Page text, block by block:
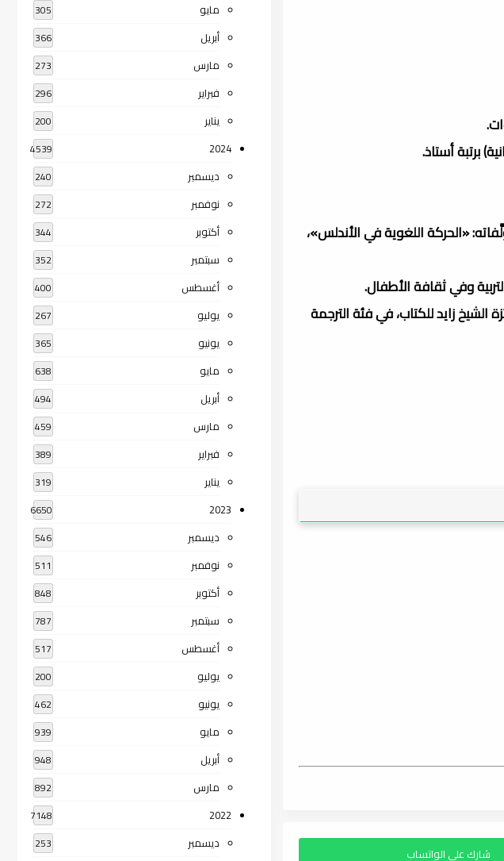
برتبة أستاذ.
«الحركة اللغوية في الأندلس»،
وفي ثقافة الأطفال.
الشيخ زايد للكتاب، في فئة الترجمة
مايو 305
أبريل 366
مارس 273
فبراير 296
يناير 200
2024
4539
ديسمبر 240
نوفمبر 272
أكتوبر 344
سبتمبر 352
أغسطس 400
يوليو 267
يونيو 365
مايو 638
أبريل 494
مارس 459
فبراير 389
يناير 319
2023
6650
ديسمبر 546
نوفمبر 511
أكتوبر 848
سبتمبر 787
أغسطس 517
يوليو 200
يونيو 462
مايو 939
أبريل 948
مارس 892
2022
7148
ديسمبر 253